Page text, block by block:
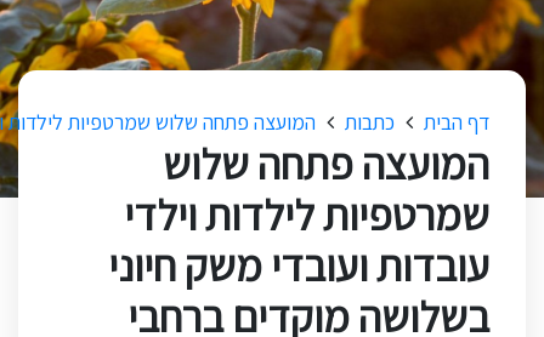
דף הבית כתבות המועצה פתחה שלוש שמרטפיות לילדות
המועצה פתחה שלוש
שמרטפיות לילדות וילדי
עובדות ועובדי משק חיוני
בשלושה מוקדים ברחבי